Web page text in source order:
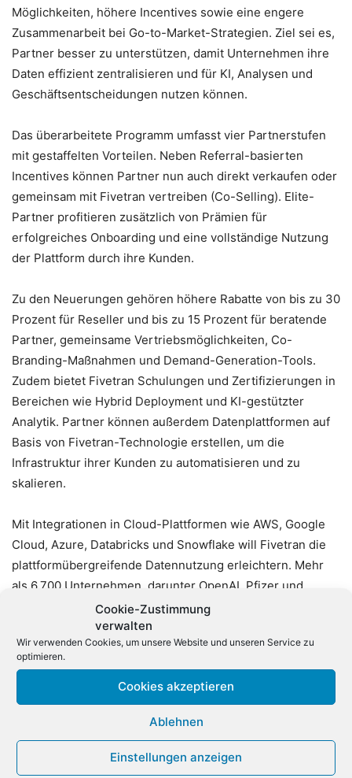
Cookie-Zustimmung
verwalten
Wir verwenden Cookies, um unsere Website und unseren Service zu
optimieren.
Cookies akzeptieren
Ablehnen
Einstellungen anzeigen
Möglichkeiten, höhere Incentives sowie eine engere
Zusammenarbeit bei Go-to-Market-Strategien. Ziel sei es,
Partner besser zu unterstützen, damit Unternehmen ihre
Daten effizient zentralisieren und für KI, Analysen und
Geschäftsentscheidungen nutzen können.
Das überarbeitete Programm umfasst vier Partnerstufen
mit gestaffelten Vorteilen. Neben Referral-basierten
Incentives können Partner nun auch direkt verkaufen oder
gemeinsam mit Fivetran vertreiben (Co-Selling). Elite-
Partner profitieren zusätzlich von Prämien für
erfolgreiches Onboarding und eine vollständige Nutzung
der Plattform durch ihre Kunden.
Zu den Neuerungen gehören höhere Rabatte von bis zu 30
Prozent für Reseller und bis zu 15 Prozent für beratende
Partner, gemeinsame Vertriebsmöglichkeiten, Co-
Branding-Maßnahmen und Demand-Generation-Tools.
Zudem bietet Fivetran Schulungen und Zertifizierungen in
Bereichen wie Hybrid Deployment und KI-gestützter
Analytik. Partner können außerdem Datenplattformen auf
Basis von Fivetran-Technologie erstellen, um die
Infrastruktur ihrer Kunden zu automatisieren und zu
skalieren.
Mit Integrationen in Cloud-Plattformen wie AWS, Google
Cloud, Azure, Databricks und Snowflake will Fivetran die
plattformübergreifende Datennutzung erleichtern. Mehr
als 6.700 Unternehmen, darunter OpenAI, Pfizer und
LVMH, vertrauen bereits auf Fivetran für ihre
Datenstrategie.